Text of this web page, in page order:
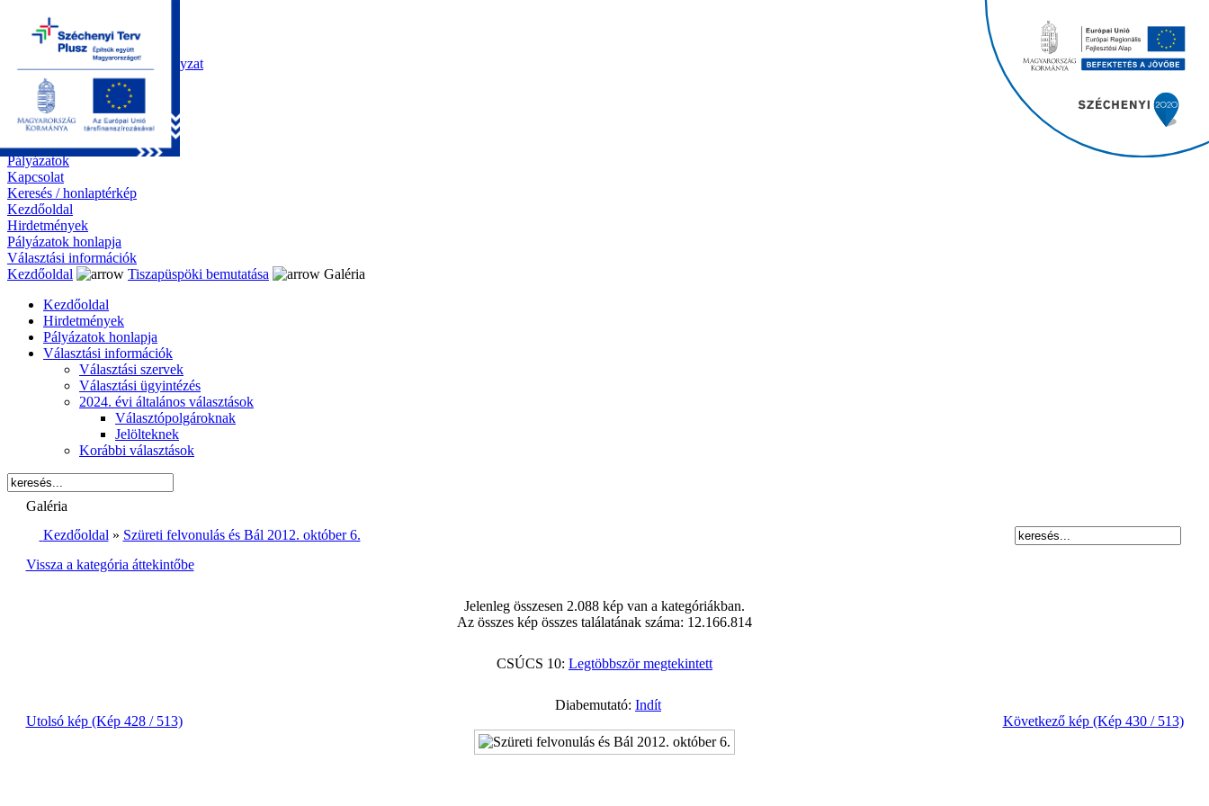
Kezdőoldal
Önkormányzat
Polgármesteri Hivatal
Roma Nemzetiségi Önkormányzat
Elektronikus ügyintézés
Közérdekű információk
Tiszapüspöki bemutatása
Galéria
Díjazottaink
Pályázatok
Kapcsolat
Keresés / honlaptérkép
Kezdőoldal
Hirdetmények
Pályázatok honlapja
Választási információk
Kezdőoldal
Tiszapüspöki bemutatása
Galéria
Kezdőoldal
Hirdetmények
Pályázatok honlapja
Választási információk
Választási szervek
Választási ügyintézés
2024. évi általános választások
Választópolgároknak
Jelölteknek
Korábbi választások
Galéria
Kezdőoldal » Szüreti felvonulás és Bál 2012. október 6.
Vissza a kategória áttekintőbe
Jelenleg összesen 2.088 kép van a kategóriákban.
Az összes kép összes találatának száma: 12.166.814
CSÚCS 10: Legtöbbször megtekintett
Diabemutató: Indít
Utolsó kép (Kép 428 / 513)
Következő kép (Kép 430 / 513)